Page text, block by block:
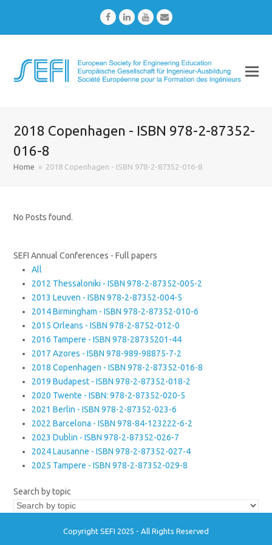
FacebookLinkedInYoutubeEmail
2018 Copenhagen - ISBN 978-2-87352-
016-8
Home » 2018 Copenhagen - ISBN 978-2-87352-016-8
No Posts found.
SEFI Annual Conferences - Full papers
All
2012 Thessaloniki - ISBN 978-2-87352-005-2
2013 Leuven - ISBN 978-2-87352-004-5
2014 Birmingham - ISBN 978-2-87352-010-6
2015 Orleans - ISBN 978-2-8752-012-0
2016 Tampere - ISBN 978-28735201-44
2017 Azores - ISBN 978-989-98875-7-2
2018 Copenhagen - ISBN 978-2-87352-016-8
2019 Budapest - ISBN 978-2-87352-018-2
2020 Twente - ISBN: 978-2-87352-020-5
2021 Berlin - ISBN 978-2-87352-023-6
2022 Barcelona - ISBN 978-84-123222-6-2
2023 Dublin - ISBN 978-2-87352-026-7
2024 Lausanne - ISBN 978-2-87352-027-4
2025 Tampere - ISBN 978-2-87352-029-8
Search by topic
Copyright SEFI 2025 - All Rights Reserved